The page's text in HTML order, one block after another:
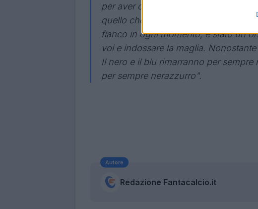
per aver creduto in me, per avermi
quello che avevo per i nerazzurri. Ai
fianco in ogni momento, è stato un
voi e indossare la maglia.
Il nero e il blu rimarranno per
per sempre nerazzurro".
Autore
Redazione Fantacalcio.it